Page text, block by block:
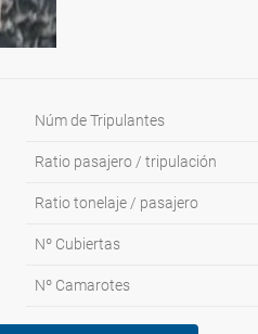
Núm de Tripulantes
Ratio pasajero / tripulación
Ratio tonelaje / pasajero
Nº Cubiertas
Nº Camarotes